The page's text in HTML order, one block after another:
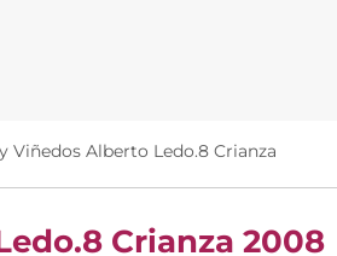
Viñedos Alberto Ledo.8 Crianza
Crianza 2008